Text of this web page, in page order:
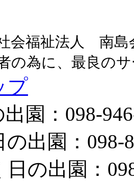
会福祉法人 南
の為に、最良の
プ
園： 098-
出園： 098-
の出園：